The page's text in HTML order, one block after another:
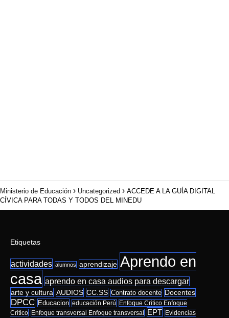
Ministerio de Educación Uncategorized
ACCEDE A LA GUÍA DIGITAL
CÍVICA PARA TODAS Y TODOS DEL MINEDU
Etiquetas
actividades alumnos aprendizaje Aprendo en
casa aprendo en casa audios para descargar
arte y cultura AUDIOS CC.SS Contrato docente Docentes
DPCC Educacion educación Perú
Enfoque Critico Enfoque
Critico Enfoque transversal Enfoque transversal EPT Evidencias